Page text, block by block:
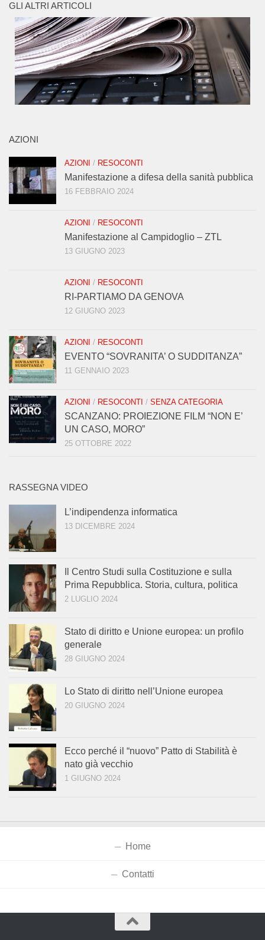
GLI ALTRI ARTICOLI
AZIONI
AZIONI / RESOCONTI
Manifestazione a difesa della sanità pubblica
16 FEBBRAIO 2024
AZIONI / RESOCONTI
Manifestazione al Campidoglio – ZTL
13 GIUGNO 2023
AZIONI / RESOCONTI
RI-PARTIAMO DA GENOVA
12 GIUGNO 2023
AZIONI / RESOCONTI
EVENTO “SOVRANITA’ O SUDDITANZA”
11 GENNAIO 2023
AZIONI / RESOCONTI / SENZA CATEGORIA
SCANZANO: PROIEZIONE FILM “NON E’
UN CASO, MORO”
25 OTTOBRE 2022
RASSEGNA VIDEO
L’indipendenza informatica
13 DICEMBRE 2024
Il Centro Studi sulla Costituzione e sulla
Prima Repubblica. Storia, cultura, politica
2 LUGLIO 2024
Stato di diritto e Unione europea: un profilo
generale
28 GIUGNO 2024
Lo Stato di diritto nell’Unione europea
20 GIUGNO 2024
Ecco perché il “nuovo” Patto di Stabilità è
nato già vecchio
1 GIUGNO 2024
Home
Contatti